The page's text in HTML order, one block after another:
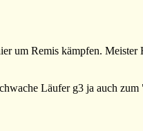
um Remis kämpfen.
Läufer g3 ja auch